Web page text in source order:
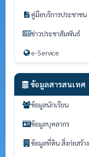
คู่มือบริการประชาชน
ข่าวประชาสัมพันธ์
e-Service
ข้อมูลสารสนเทศ
ข้อมูลนักเรียน
ข้อมูลบุคลากร
ข้อมูลที่ดิน สิ่งก่อสร้าง